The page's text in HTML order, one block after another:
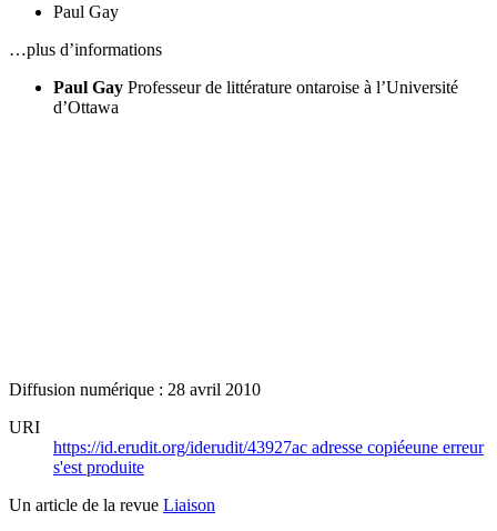
Paul Gay
…plus d’informations
Paul Gay Professeur de littérature ontaroise à l’Université
d’Ottawa
Diffusion numérique : 28 avril 2010
URI
https://id.erudit.org/iderudit/43927ac adresse copiéeune erreur
s'est produite
Un article de la revue Liaison